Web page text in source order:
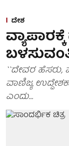
ದೇಶ
``ದೇವರ ಹೆಸರು,
ವಾಣಿಜ್ಯ
ಎಂದು...